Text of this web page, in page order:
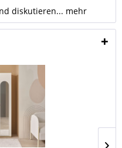
diskutieren... mehr